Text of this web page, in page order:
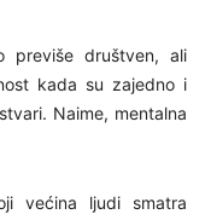
previše društven, ali
kada su zajedno i
Naime, mentalna
većina ljudi smatra